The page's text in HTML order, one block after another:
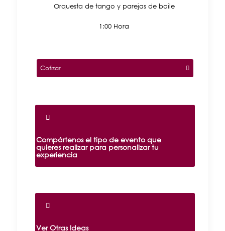
Orquesta de tango y parejas de baile
1:00 Hora
Cotizar
Compártenos el tipo de evento que
quieres realizar para personalizar tu
experiencia
Ver Otras Ideas